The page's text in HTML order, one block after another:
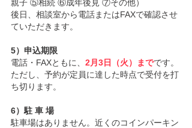
親子 ⑤相続 ⑥成年後見 ⑦その他）
後日、相談室から電話またはFAXで確認させ
ていただきます。
5）申込期限
電話・FAXともに、 2月3日（火）までです。
ただし、予約が定員に達した時点で受付を打
ち切ります。
6）駐 車 場
駐車場はありません。近くのコインパーキン